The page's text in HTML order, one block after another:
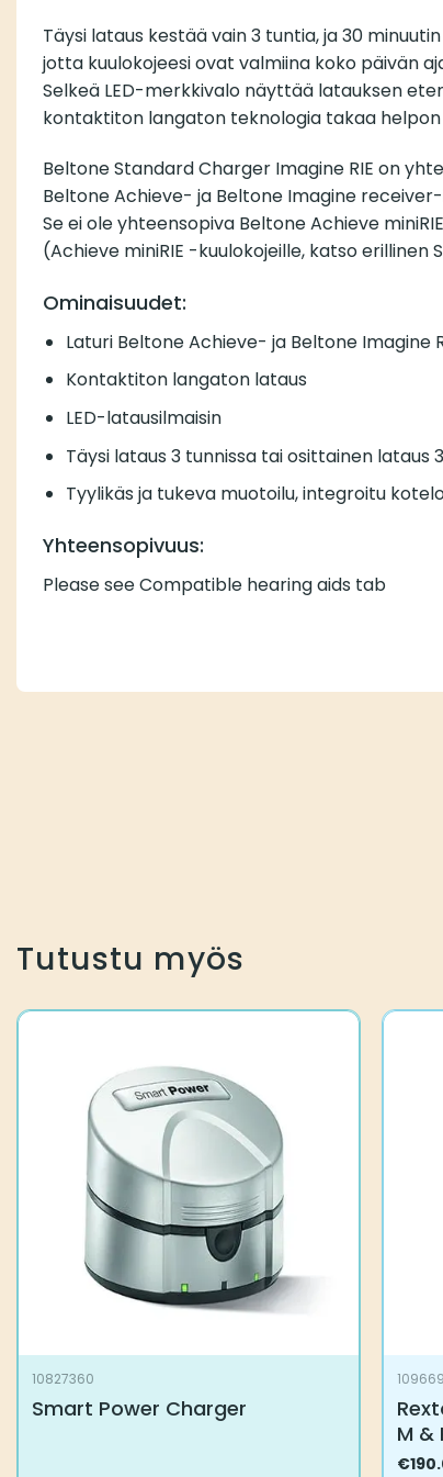
Täysi lataus kestää vain 3 tuntia, ja 30
jotta kuulokojeesi ovat valmiina koko päivän
Selkeä LED-merkkivalo näyttää latauksen
kontaktiton langaton teknologia takaa
Beltone Standard Charger Imagine RIE on
Beltone Achieve- ja Beltone Imagine
Se ei ole yhteensopiva Beltone Achieve
(Achieve miniRIE -kuulokojeille, katso
Ominaisuudet:
Laturi Beltone Achieve- ja Beltone Imagine
Kontaktiton langaton lataus
LED-latausilmaisin
Täysi lataus 3 tunnissa tai osittainen lataus
Tyylikäs ja tukeva muotoilu, integroitu
Yhteensopivuus:
Please see Compatible hearing aids tab
Tutustu myös
10827360
Smart Power Charger
M &
€